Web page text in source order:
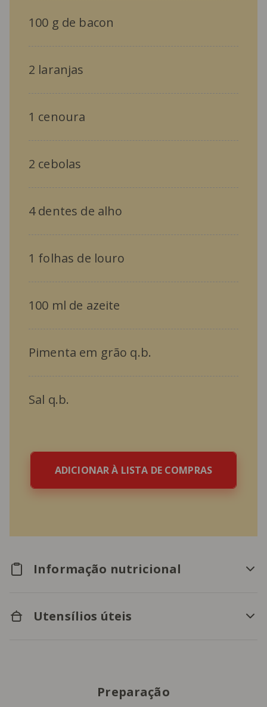
100 g de bacon
2 laranjas
1 cenoura
2 cebolas
4 dentes de alho
1 folhas de louro
100 ml de azeite
Pimenta em grão q.b.
Sal q.b.
ADICIONAR À LISTA DE COMPRAS
Informação nutricional
Utensílios úteis
Preparação